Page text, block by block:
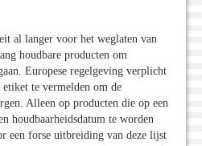
al langer voor het weglaten van
houdbare producten om
Europese regelgeving verplicht
te vermelden om de
Alleen op producten die op een
houdbaarheidsdatum te worden
een forse uitbreiding van deze lijst